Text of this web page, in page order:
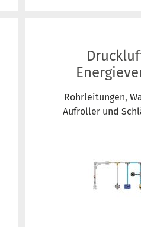
Rohrleitungen,
Aufroller und